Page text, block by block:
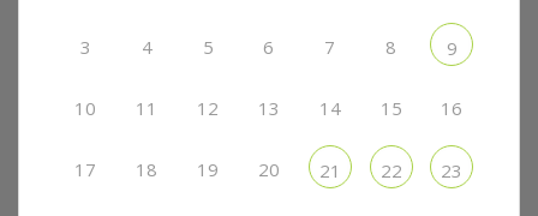
3 4 5 6 7 8 9
10 11 12 13 14 15 16
17 18 19 20 21 22 23